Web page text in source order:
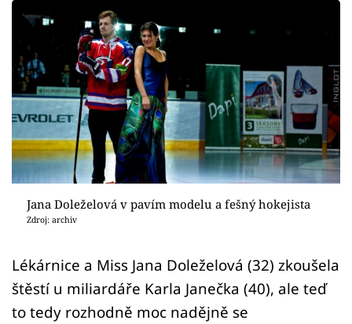
Youtubeři
Virály
Sex a vztahy
Videa
Sledujte prima+
Přihlášení
Sledujte nás
Jana Doleželová v pavím modelu a fešný hokejista
Zdroj: archiv
Lékárnice a Miss Jana Doleželová (32) zkoušela
štěstí u miliardáře Karla Janečka (40), ale teď
to tedy rozhodně moc nadějně se